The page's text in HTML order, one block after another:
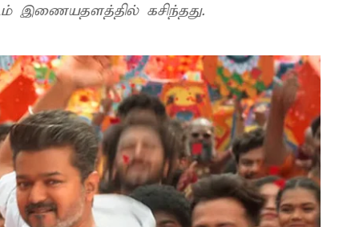
இணையதளத்தில் கசிந்தது.